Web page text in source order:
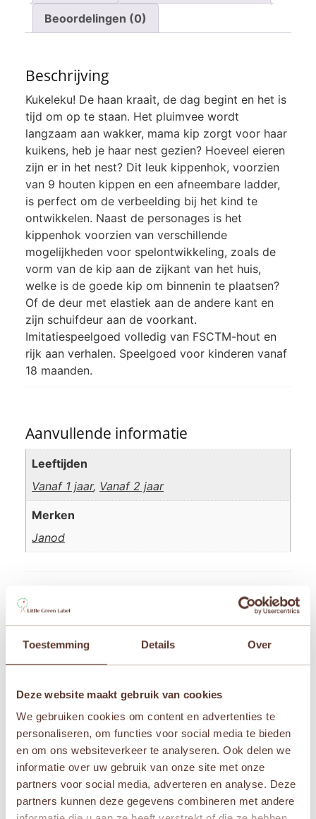
Toestemming Details Over
Deze website maakt gebruik van cookies
We gebruiken cookies om content en advertenties te
personaliseren, om functies voor social media te bieden
en om ons websiteverkeer te analyseren. Ook delen we
informatie over uw gebruik van onze site met onze
partners voor social media, adverteren en analyse. Deze
partners kunnen deze gegevens combineren met andere
Beoordelingen (0)
Beschrijving
Kukeleku! De haan kraait, de dag begint en het is
tijd om op te staan. Het pluimvee wordt
langzaam aan wakker, mama kip zorgt voor haar
kuikens, heb je haar nest gezien? Hoeveel eieren
zijn er in het nest? Dit leuk kippenhok, voorzien
van 9 houten kippen en een afneembare ladder,
is perfect om de verbeelding bij het kind te
ontwikkelen. Naast de personages is het
kippenhok voorzien van verschillende
mogelijkheden voor spelontwikkeling, zoals de
vorm van de kip aan de zijkant van het huis,
welke is de goede kip om binnenin te plaatsen?
Of de deur met elastiek aan de andere kant en
zijn schuifdeur aan de voorkant.
Imitatiespeelgoed volledig van FSCTM-hout en
rijk aan verhalen. Speelgoed voor kinderen vanaf
18 maanden.
Aanvullende informatie
Leeftijden
Vanaf 1 jaar, Vanaf 2 jaar
Merken
Janod
Beoordelingen
Er zijn nog geen beoordelingen.
Wees de eerste om “Janod Boerderij – Mijn eerste
Je e-mailadres wordt niet gepubliceerd.
velden zijn gemarkeerd met*
Je waardering*
Je beoordeling *